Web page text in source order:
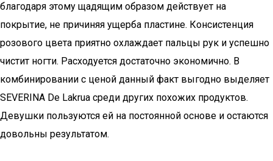
благодаря этому щадящим образом действует на
покрытие, не причиняя ущерба пластине. Консистенция
розового цвета приятно охлаждает пальцы рук и успешно
чистит ногти. Расходуется достаточно экономично. В
комбинировании с ценой данный факт выгодно выделяет
SEVERINA De Lakrua среди других похожих продуктов.
Девушки пользуются ей на постоянной основе и остаются
довольны результатом.